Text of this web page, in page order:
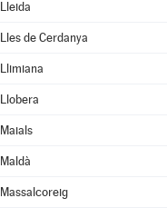
Lleida
Lles de Cerdanya
Llimiana
Llobera
Maials
Maldà
Massalcoreig